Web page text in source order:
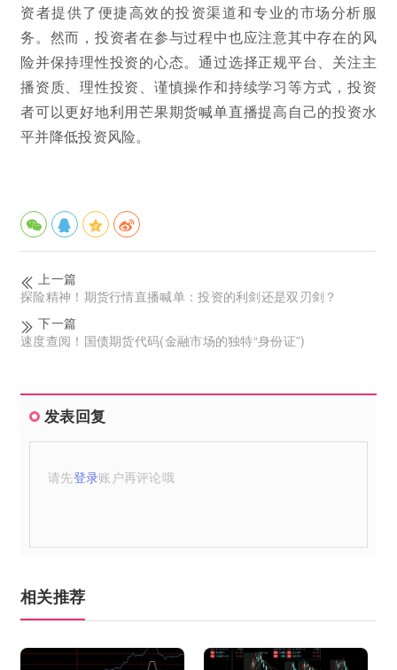
资者提供了便捷高效的投资渠道和专业的市场分析服
务。然而，投资者在参与过程中也应注意其中存在的风
险并保持理性投资的心态。通过选择正规平台、关注主
播资质、理性投资、谨慎操作和持续学习等方式，投资
者可以更好地利用芒果期货喊单直播提高自己的投资水
平并降低投资风险。
上一篇
探险精神！期货行情直播喊单：投资的利剑还是双刃剑？
下一篇
速度查阅！国债期货代码(金融市场的独特“身份证”)
发表回复
请先登录账户再评论哦
相关推荐